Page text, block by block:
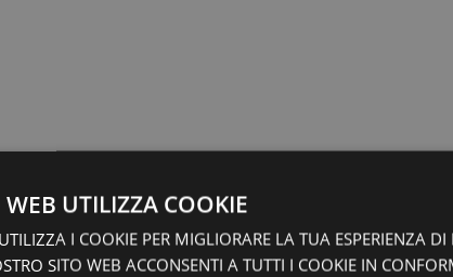
UTILIZZA COOKIE
I COOKIE PER MIGLIORARE LA TUA ESPERIENZA
SITO WEB ACCONSENTI A TUTTI I COOKIE IN